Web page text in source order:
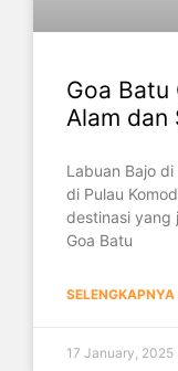
Goa Batu
Alam dan
Labuan Bajo
di Pulau
destinasi yang
Goa Batu
SELENGKAPNYA
17 January, 2025